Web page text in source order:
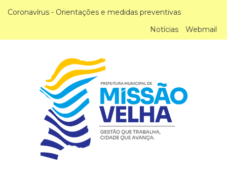
Coronavírus - Orientações e medidas preventivas
Notícias
Webmail